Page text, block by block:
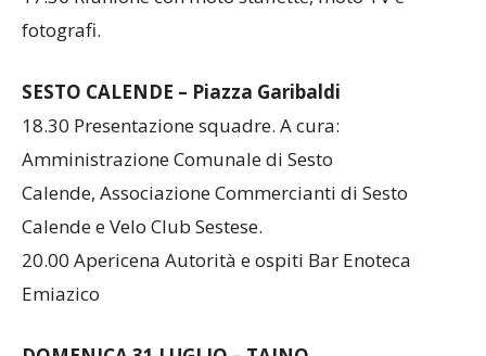
17.30 Riunione con moto staffette, moto TV e
SESTO CALENDE – Piazza Garibaldi
18.30 Presentazione squadre. A cura:
Amministrazione Comunale di Sesto
Calende, Associazione Commercianti di Sesto
Calende e Velo Club Sestese.
20.00 Apericena Autorità e ospiti Bar Enoteca